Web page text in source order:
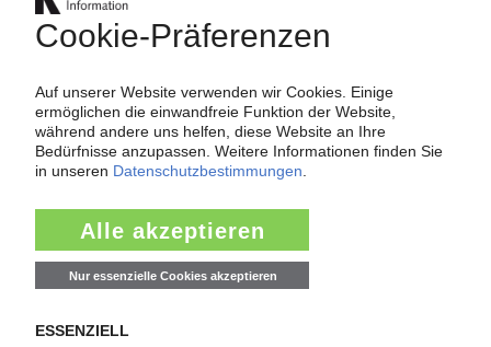
Ihr KI Zugang
jährlich kündbar
ab99€/Monat
Jetzt kostenlos testen
Bereits KI-Abonnent? Jetzt
anmelden!